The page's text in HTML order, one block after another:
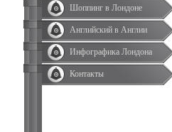
Шоппинг в Лондоне
Английский в Англии
Инфографика Лондона
Контакты